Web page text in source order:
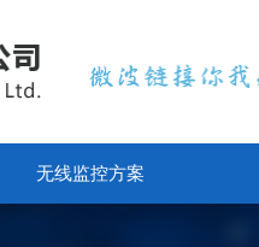
无线监控方案